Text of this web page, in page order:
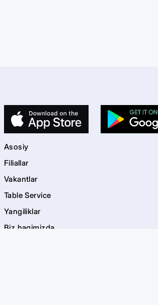
Asosiy
Filiallar
Vakantlar
Table Service
Yangiliklar
Biz haqimizda